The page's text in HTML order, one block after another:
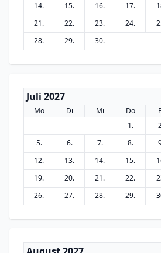
14.
15. 16. 17.
21.
22. 23. 24.
28.
29. 30.
Juli 2027
Mo Di Mi Do
1.
5.
6. 7. 8.
12.
13. 14. 15.
19.
20. 21. 22.
26.
27. 28. 29.